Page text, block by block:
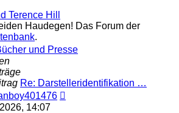
Terence Hill
Haudegen! Das Forum der
.
und Presse
Re: Darstelleridentifikation …
14:07